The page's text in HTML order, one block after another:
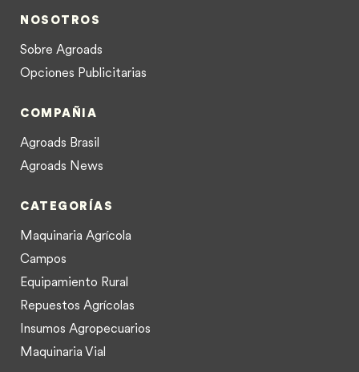
NOSOTROS
Sobre Agroads
Opciones Publicitarias
COMPAÑIA
Agroads Brasil
Agroads News
CATEGORÍAS
Maquinaria Agrícola
Campos
Equipamiento Rural
Repuestos Agrícolas
Insumos Agropecuarios
Maquinaria Vial